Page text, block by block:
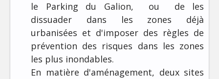
le Parking du Galion, ou de les
dissuader dans les zones déjà
urbanisées et d'imposer des règles de
prévention des risques dans les zones
les plus inondables.
En matière d'aménagement, deux sites